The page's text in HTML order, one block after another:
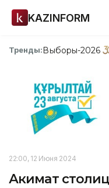
KAZINFORM
Тренды:Выборы-2026
22:00, 12 Июня 2024
Акимат